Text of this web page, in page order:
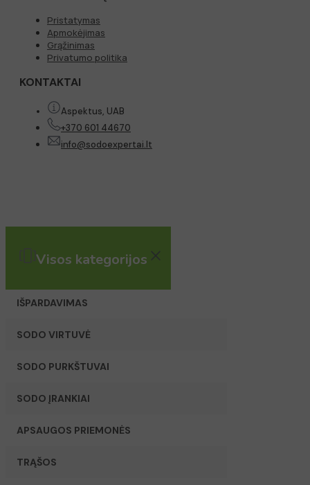
Pristatymas
Apmokėjimas
Grąžinimas
Privatumo politika
KONTAKTAI
Aspektus, UAB
+370 601 44670
info@sodoexpertai.lt
Visos kategorijos
IŠPARDAVIMAS
SODO VIRTUVĖ
SODO PURKŠTUVAI
SODO ĮRANKIAI
APSAUGOS PRIEMONĖS
TRĄŠOS